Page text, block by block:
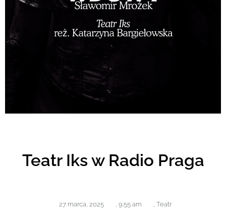
Teatr Iks w Radio Praga
27 marca, 2025 , 9:55 am , Teatr